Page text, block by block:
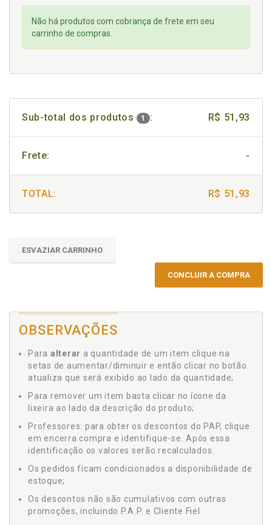
Não há produtos com cobrança de frete em seu
carrinho de compras.
Sub-total dos produtos 1 : R$ 51,93
Frete: -
TOTAL: R$ 51,93
ESVAZIAR CARRINHO
CONCLUIR A COMPRA
OBSERVAÇÕES
Para alterar a quantidade de um item clique na
setas de aumentar/diminuir e então clicar no botão
atualiza que será exibido ao lado da quantidade;
Para remover um item basta clicar no ícone da
lixeira ao lado da descrição do produto;
Professores: para obter os descontos do PAP, clique
em encerra compra e identifique-se. Após essa
identificação os valores serão recalculados.
Os pedidos ficam condicionados a disponibilidade de
estoque;
Os descontos não são cumulativos com outras
promoções, incluindo P.A.P. e Cliente Fiel.